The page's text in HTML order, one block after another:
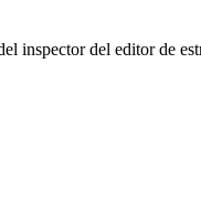
inspector del editor de